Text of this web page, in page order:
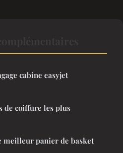
cabine easyjet
de coiffure les plus
meilleur panier de basket